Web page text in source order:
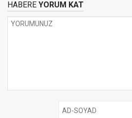
HABERE YORUM KAT